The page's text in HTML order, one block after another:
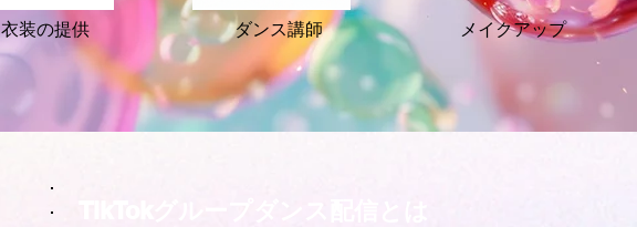
衣装の提供 ダンス講師 メイクアップ